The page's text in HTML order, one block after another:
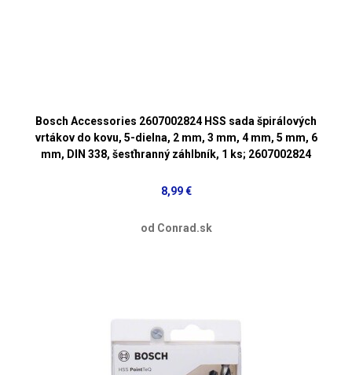
Bosch Accessories 2607002824 HSS sada špirálových
vrtákov do kovu, 5-dielna, 2 mm, 3 mm, 4 mm, 5 mm, 6
mm, DIN 338, šesťhranný záhlbník, 1 ks; 2607002824
8,99 €
od Conrad.sk